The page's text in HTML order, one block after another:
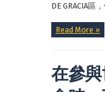
DE GRACIA區
Read More »
在參